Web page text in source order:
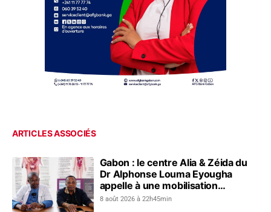
ARTICLES ASSOCIÉS
Gabon : le centre Alia & Zéida du
Dr Alphonse Louma Eyougha
appelle à une mobilisation
collective contre les addictions
8 août 2026 à 22h45min